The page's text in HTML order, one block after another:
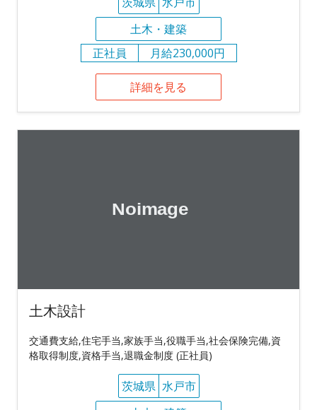
土木・建築
正社員
月給230,000円
詳細を見る
土木設計
交通費支給,住宅手当,家族手当,役職手当,社会保険完備,資
格取得制度,資格手当,退職金制度 (正社員)
茨城県 水戸市